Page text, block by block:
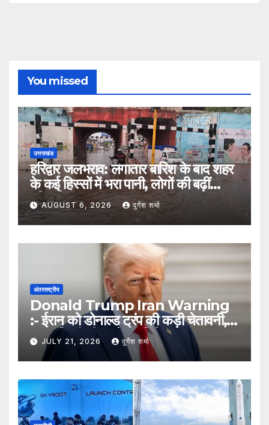
You missed
उत्तराखंड
हरिद्वार जलभराव: लगातार बारिश के बाद शहर
के कई हिस्सों में भरा पानी, लोगों की बढ़ीं
मुश्किलें
AUGUST 6, 2026 दुर्गेश शर्मा
अंतरराष्ट्रीय
Donald Trump Iran Warning
:- ईरान को डोनाल्ड ट्रंप की कड़ी चेतावनी,
कहा- किसी भी हमले का मिलेगा करारा जवाब
JULY 21, 2026 दुर्गेश शर्मा